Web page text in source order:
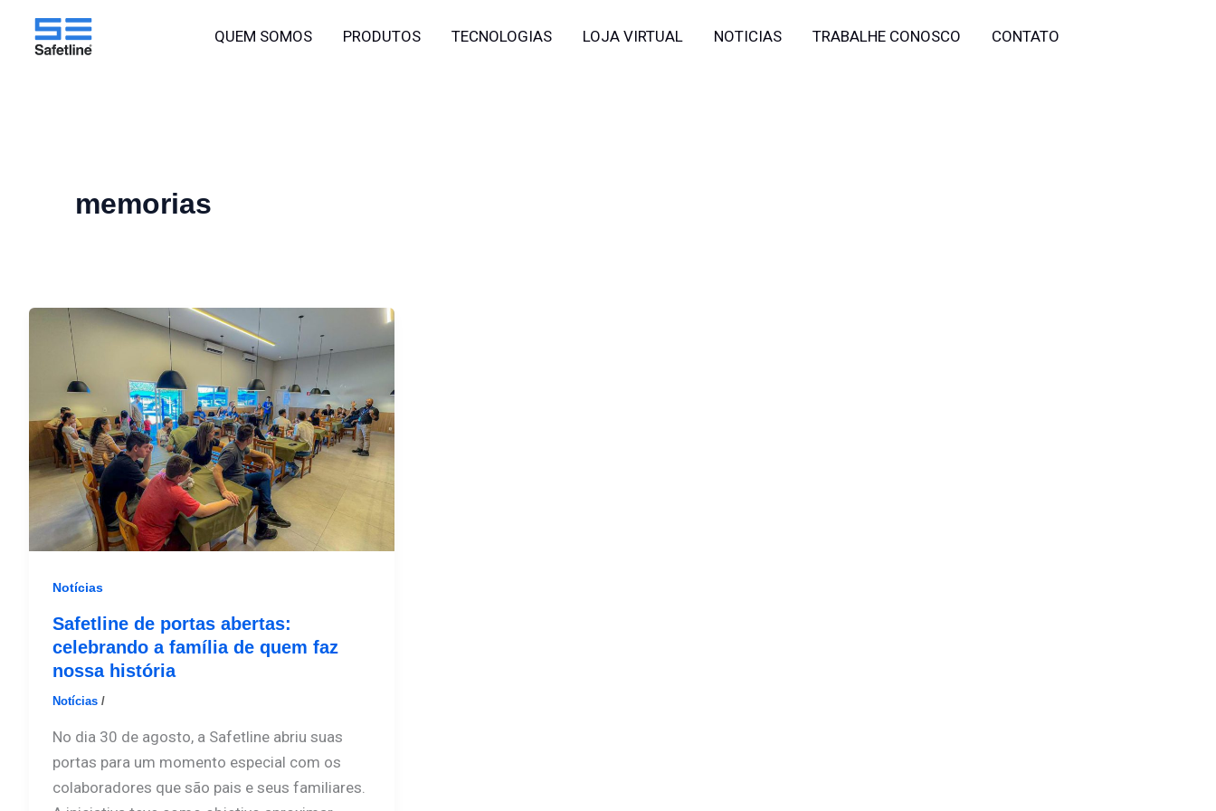
conteúdo
QUEM SOMOS PRODUTOS TECNOLOGIAS LOJA VIRTUAL NOTICIAS TRABALHE CONOSCO CONTATO
memorias
Notícias
Safetline de portas abertas:
celebrando a família de quem faz
nossa história
Notícias/
No dia 30 de agosto, a Safetline abriu suas
portas para um momento especial com os
colaboradores que são pais e seus familiares.